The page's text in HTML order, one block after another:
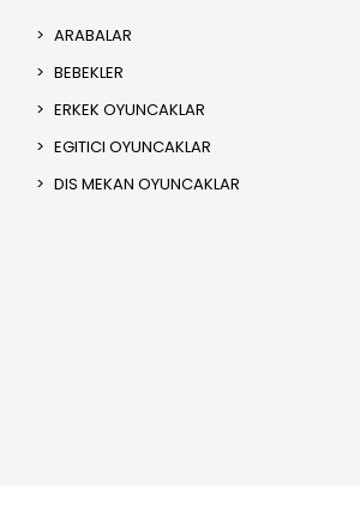
ARABALAR
BEBEKLER
ERKEK OYUNCAKLAR
EGITICI OYUNCAKLAR
DIS MEKAN OYUNCAKLAR